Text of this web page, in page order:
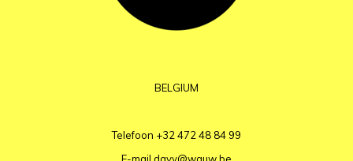
BELGIUM
Telefoon +32 472 48 84 99